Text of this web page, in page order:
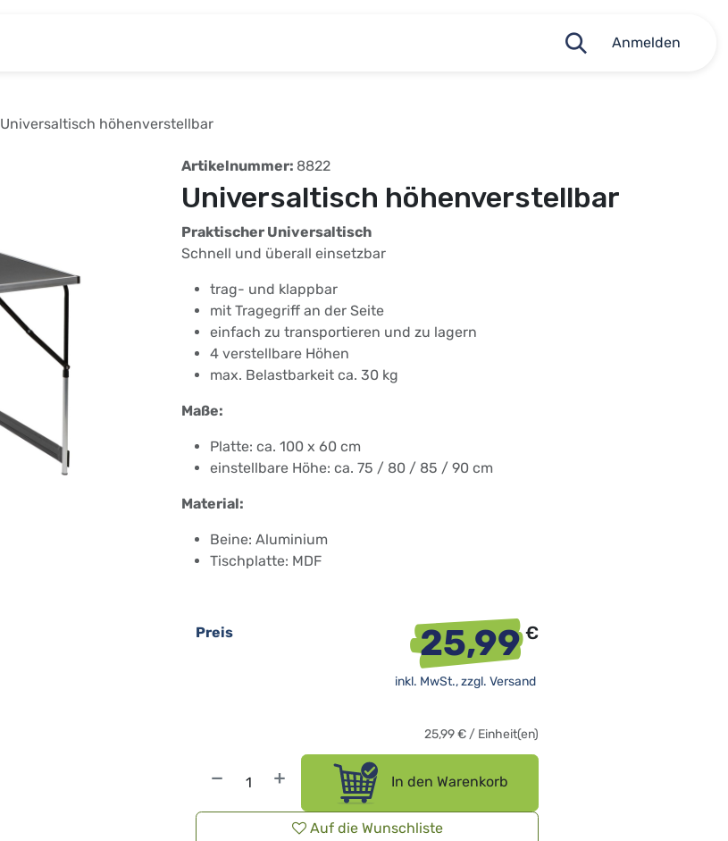
Anmelden
Universaltisch höhenverstellbar
Artikelnummer: 8822
Universaltisch höhenverstellbar
Praktischer Universaltisch
Schnell und überall einsetzbar
trag- und klappbar
mit Tragegriff an der Seite
einfach zu transportieren und zu lagern
4 verstellbare Höhen
max. Belastbarkeit ca. 30 kg
Maße:
Platte: ca. 100 x 60 cm
einstellbare Höhe: ca. 75 / 80 / 85 / 90 cm
Material:
Beine: Aluminium
Tischplatte: MDF
In den Warenkorb
Auf die Wunschliste
Preis 25,99€
inkl. MwSt., zzgl. Versand
25,99€/ Einheit(en)